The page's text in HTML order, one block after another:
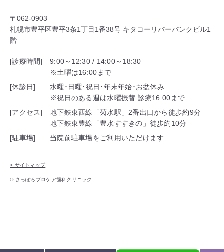
〒062-0903
札幌市豊平区豊平3条1丁目1番38号 キタコーリバーバンクビル1
階
[診療時間]
9:00～12:30 / 14:00～18:30
※土曜は16:00まで
[休診日]
水曜･日曜･祝日･年末年始･お盆休み
※祝日のある週は水曜振替 診療16:00まで
[アクセス]
地下鉄東西線「菊水駅」2番出口から徒歩約9分
地下鉄東豊線「豊水すすきの」徒歩約10分
[駐車場]
当院前駐車場をご利用いただけます
> サイトマップ
© さっぽろプロケア歯科クリニック.